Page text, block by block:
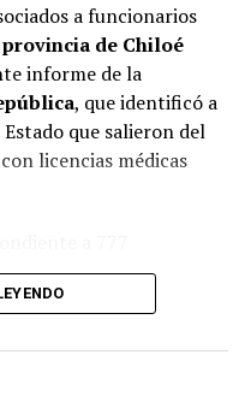
a funcionarios
provincia de Chiloé
informe de la
, que identificó a
que salieron del
licencias médicas
entidades del
de Castro
laCorporación